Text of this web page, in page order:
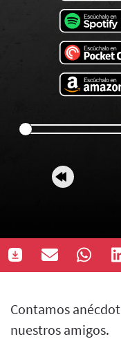
Contamos
nuestros amigos.